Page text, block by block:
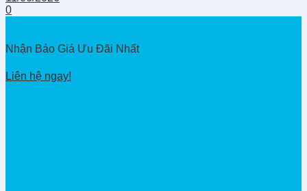
0
Nhận Báo Giá Ưu Đãi Nhất
Liên hệ ngay!